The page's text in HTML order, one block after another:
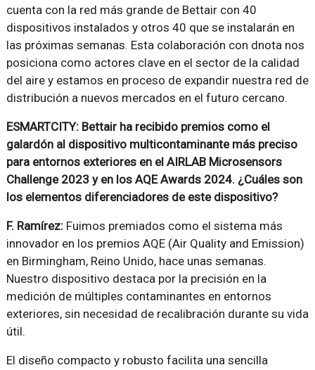
cuenta con la red más grande de Bettair con 40
dispositivos instalados y otros 40 que se instalarán en
las próximas semanas. Esta colaboración con dnota nos
posiciona como actores clave en el sector de la calidad
del aire y estamos en proceso de expandir nuestra red de
distribución a nuevos mercados en el futuro cercano.
ESMARTCITY: Bettair ha recibido premios como el
galardón al dispositivo multicontaminante más preciso
para entornos exteriores en el AIRLAB Microsensors
Challenge 2023 y en los AQE Awards 2024. ¿Cuáles son
los elementos diferenciadores de este dispositivo?
F. Ramírez:Fuimos premiados como el sistema más
innovador en los premios AQE (Air Quality and Emission)
en Birmingham, Reino Unido, hace unas semanas.
Nuestro dispositivo destaca por la precisión en la
medición de múltiples contaminantes en entornos
exteriores, sin necesidad de recalibración durante su vida
útil.
El diseño compacto y robusto facilita una sencilla